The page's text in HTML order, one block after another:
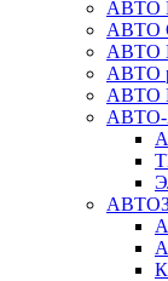
АВТО
АВТО
АВТО
АВТО
АВТО
АВТО-